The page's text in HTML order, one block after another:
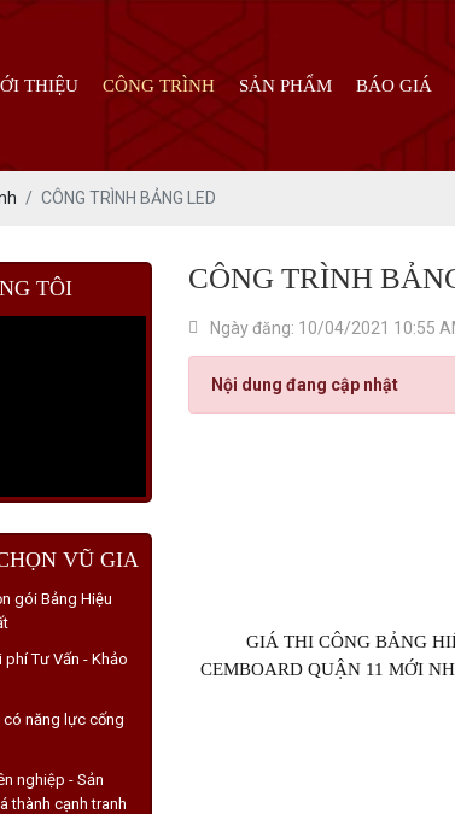
THIỆU CÔNG TRÌNH SẢN PHẨM BÁO GIÁ
CÔNG TRÌNH BẢNG LED
TÔI
VŨ GIA
gói Bảng Hiệu
Tư Vấn - Khảo
có năng lực cống
nghiệp - Sản
thành cạnh tranh
CÔNG TRÌNH
Ngày đăng: 10/04/2021 10:55
Nội dung đang cập nhật
GIÁ THI CÔNG BẢNG
CEMBOARD QUẬN 11 MỚI